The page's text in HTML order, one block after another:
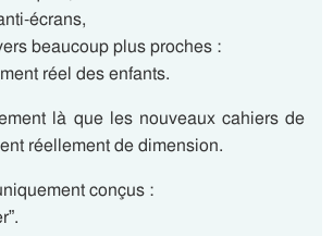
écrans,
beaucoup plus proches :
réel des enfants.
là que les nouveaux cahiers de
réellement de dimension.
conçus :